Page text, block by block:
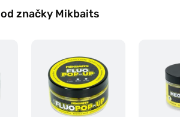
od značky Mikbaits